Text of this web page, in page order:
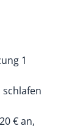
1
€ an,